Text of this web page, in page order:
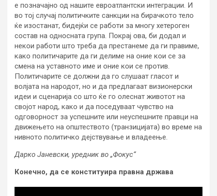
е позначајно од нашите евроатлантски интеграции. И
во тој случај политичките санкции на бирачкото тело
ќе изостанат, бидејќи се работи за многу хетероген
состав на односната група. Покрај ова, би додал и
некои работи што треба да престанеме да ги правиме,
како политичарите да ги делиме на оние кои се за
смена на уставното име и оние кои се против.
Политичарите се должни да го слушаат гласот и
волјата на народот, но и да предлагаат визионерски
идеи и сценарија со што ќе го олеснат животот на
својот народ, како и да поседуваат чувство на
одговорност за успешните или неуспешните правци на
движењето на општеството (транзицијата) во време на
нивното политичко дејствување и владеење.
Дарко Јаневски, уредник во „Фокус“
Конечно, да се конституира правна држава